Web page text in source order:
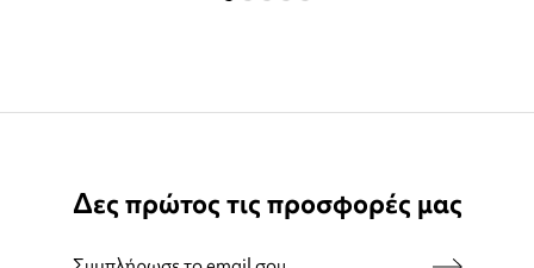
Δες πρώτος τις προσφορές μας